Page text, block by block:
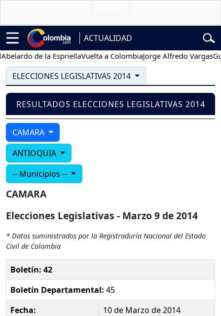
ACTUALIDAD
de la EspriellaVuelta a ColombiaJorge Alfredo Vargas
ELECCIONES LEGISLATIVAS 2014
RESULTADOS ELECCIONES LEGISLATIVAS 2014
CAMARA
ANTIOQUIA
-- Municipios --
CAMARA
Elecciones Legislativas - Marzo 9 de 2014
* Datos suministrados por la Registraduría Nacional del Estado
Civil de Colombia
Boletín: 42
Boletín Departamental: 45
Fecha:
10 de Marzo de 2014